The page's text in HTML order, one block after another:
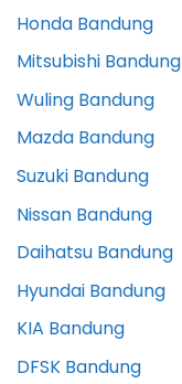
Honda Bandung
Mitsubishi Bandung
Wuling Bandung
Mazda Bandung
Suzuki Bandung
Nissan Bandung
Daihatsu Bandung
Hyundai Bandung
KIA Bandung
DFSK Bandung